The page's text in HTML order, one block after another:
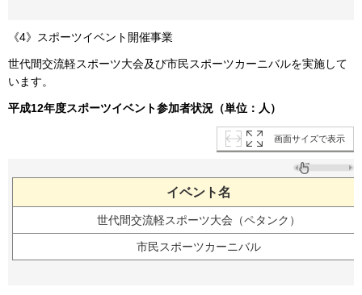
《4》スポーツイベント開催事業
世代間交流軽スポーツ大会及び市民スポーツカーニバルを実施して
います。
平成12年度スポーツイベント参加者状況（単位：人）
画面サイズで表示
イベント名
世代間交流軽スポーツ大会（ペタンク）
市民スポーツカーニバル